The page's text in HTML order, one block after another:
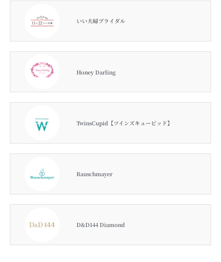
いい夫婦ブライダル
Honey Darling
TwinsCupid【ツインズキューピッド】
Rauschmayer
D&D144 Diamond